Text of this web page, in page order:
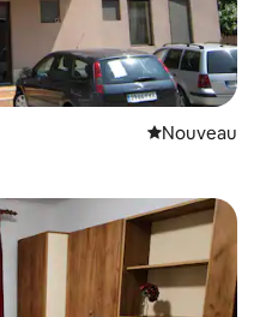
Nouvel
Nouveau